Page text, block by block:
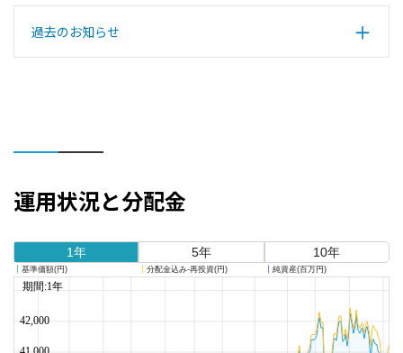
過去のお知らせ
運用状況と分配金